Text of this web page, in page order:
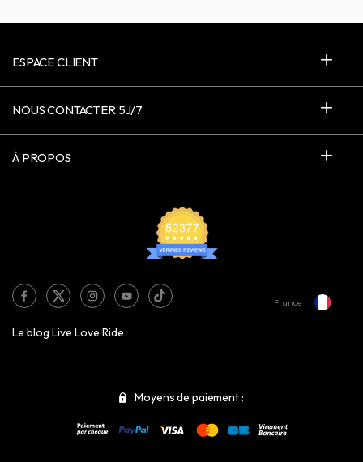
ESPACE CLIENT
NOUS CONTACTER 5J/7
À PROPOS
Le blog Live Love Ride
France
Moyens de paiement :